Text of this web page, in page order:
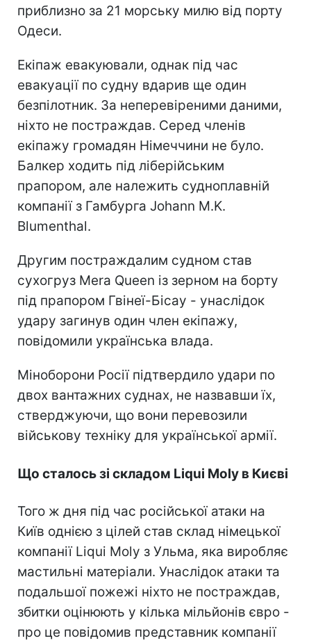
приблизно за 21 морську милю від порту
Одеси.
Екіпаж евакуювали, однак під час
евакуації по судну вдарив ще один
безпілотник. За неперевіреними даними,
ніхто не постраждав. Серед членів
екіпажу громадян Німеччини не було.
Балкер ходить під ліберійським
прапором, але належить судноплавній
компанії з Гамбурга Johann M.K.
Blumenthal.
Другим постраждалим судном став
сухогруз Mera Queen із зерном на борту
під прапором Гвінеї-Бісау - унаслідок
удару загинув один член екіпажу,
повідомили українська влада.
Міноборони Росії підтвердило удари по
двох вантажних суднах, не назвавши їх,
стверджуючи, що вони перевозили
військову техніку для української армії.
Що сталось зі складом Liqui Moly в Києві
Того ж дня під час російської атаки на
Київ однією з цілей став склад німецької
компанії Liqui Moly з Ульма, яка виробляє
мастильні матеріали. Унаслідок атаки та
подальшої пожежі ніхто не постраждав,
збитки оцінюють у кілька мільйонів євро -
про це повідомив представник компанії